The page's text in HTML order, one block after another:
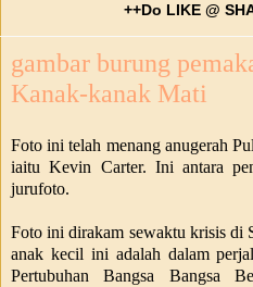
++Do LIKE @
gambar burung
Kanak-kanak Mati
Foto ini telah menang anugerah
iaitu Kevin Carter. Ini antara
jurufoto.
Foto ini dirakam sewaktu krisis di
anak kecil ini adalah dalam
Pertubuhan Bangsa Bangsa